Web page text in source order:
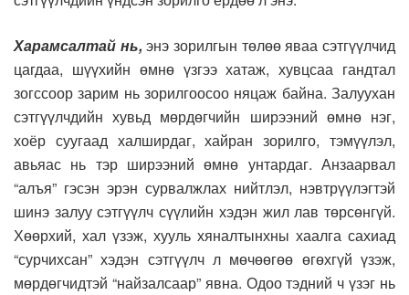
Харамсалтай нь, энэ зорилгын төлөө яваа сэтгүүлчид
цагдаа, шүүхийн өмнө үзгээ хатаж, хувцсаа гандтал
зогссоор зарим нь зорилгоосоо няцаж байна. Залуухан
сэтгүүлчдийн хувьд мөрдөгчийн ширээний өмнө нэг,
хоёр суугаад халширдаг, хайран зорилго, тэмүүлэл,
авьяас нь тэр ширээний өмнө унтардаг. Анзаарвал
“алъя” гэсэн эрэн сурвалжлах нийтлэл, нэвтрүүлэгтэй
шинэ залуу сэтгүүлч сүүлийн хэдэн жил лав төрсөнгүй.
Хөөрхий, хал үзэж, хууль хяналтынхны хаалга сахиад
“сурчихсан” хэдэн сэтгүүлч л мөчөөгөө өгөхгүй үзэж,
мөрдөгчидтэй “найзалсаар” явна. Одоо тэдний ч үзэг нь